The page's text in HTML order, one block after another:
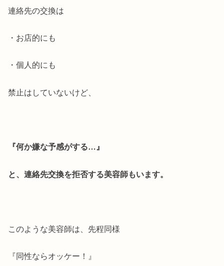
連絡先の交換は
・お店的にも
・個人的にも
禁止はしていないけど、
『何か嫌な予感がする…』
と、連絡先交換を拒否する美容師もいます。
このような美容師は、先程同様
『同性ならオッケー！』